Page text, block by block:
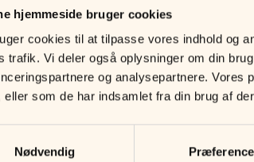
hjemmeside bruger cookies
cookies til at tilpasse vores indhold og
trafik. Vi deler også oplysninger om din
og analysepartnere. Vores
eller som de har indsamlet fra din brug af
Nødvendig
Spray